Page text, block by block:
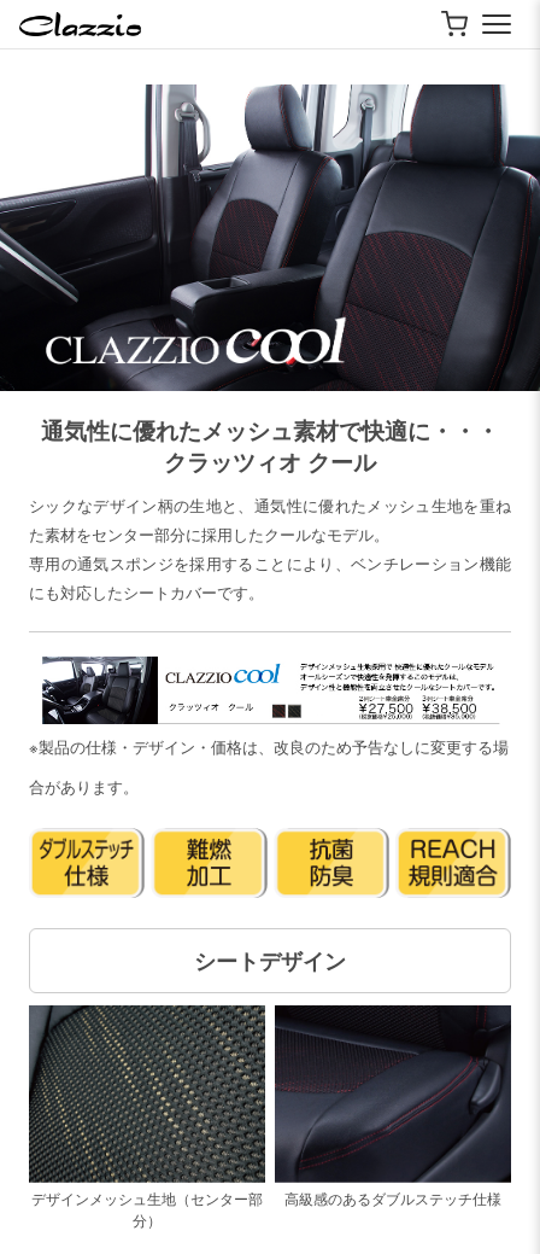
通気性に優れたメッシュ素材で快適に・・・
クラッツィオ クール
シックなデザイン柄の生地と、通気性に優れたメッシュ生地を重ね
た素材をセンター部分に採用したクールなモデル。
専用の通気スポンジを採用することにより、ベンチレーション機能
にも対応したシートカバーです。
※製品の仕様・デザイン・価格は、改良のため予告なしに変更する場
合があります。
シートデザイン
デザインメッシュ生地（センター部
分）
高級感のあるダブルステッチ仕様